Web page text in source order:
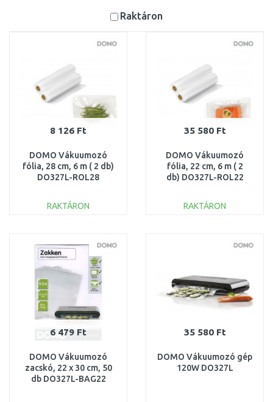
Raktáron
8 126 Ft
DOMO Vákuumozó
fólia, 28 cm, 6 m ( 2 db)
DO327L-ROL28
RAKTÁRON
Összehasonlítás
35 580 Ft
DOMO Vákuumozó
fólia, 22 cm, 6 m ( 2
db) DO327L-ROL22
RAKTÁRON
Összehasonlítás
6 479 Ft
DOMO Vákuumozó
zacskó, 22 x 30 cm, 50
db DO327L-BAG22
35 580 Ft
DOMO Vákuumozó gép
120W DO327L